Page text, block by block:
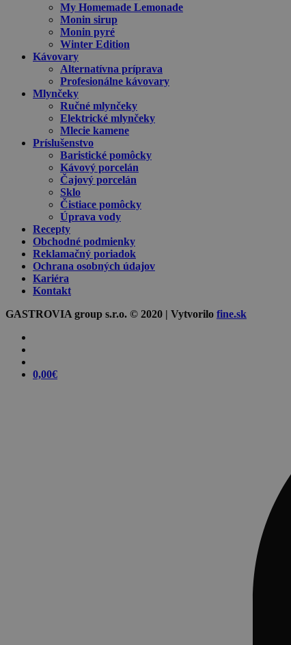
My Homemade Lemonade
Monin sirup
Monin pyré
Winter Edition
Kávovary
Alternatívna príprava
Profesionálne kávovary
Mlynčeky
Ručné mlynčeky
Elektrické mlynčeky
Mlecie kamene
Príslušenstvo
Baristické pomôcky
Kávový porcelán
Čajový porcelán
Sklo
Čistiace pomôcky
Úprava vody
Recepty
Obchodné podmienky
Reklamačný poriadok
Ochrana osobných údajov
Kariéra
Kontakt
GASTROVIA group s.r.o. © 2020 | Vytvorilo fine.sk
0,00€